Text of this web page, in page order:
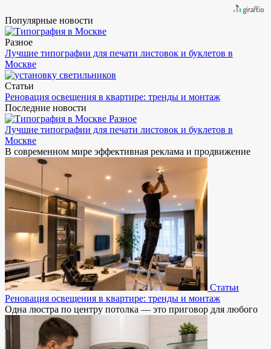
Популярные новости
Разное
Лучшие типографии для печати листовок и буклетов в
Москве
Статьи
Реновация освещения в квартире: тренды и монтаж
Последние новости
Разное
Лучшие типографии для печати листовок и буклетов в
Москве
В современном мире эффективная реклама и продвижение
Статьи
Реновация освещения в квартире: тренды и монтаж
Одна люстра по центру потолка — это приговор для любого